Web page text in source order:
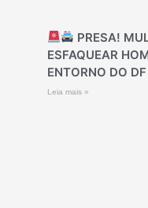
PRESA!
ESFAQUEAR
ENTORNO DO DF
Leia mais »